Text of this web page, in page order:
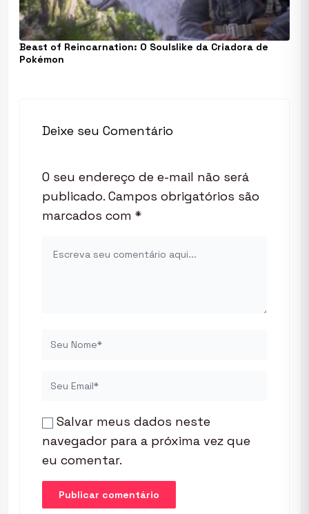
Beast of Reincarnation: O Soulslike da Criadora de
Pokémon
Deixe seu Comentário
O seu endereço de e-mail não será
publicado. Campos obrigatórios são
marcados com *
Salvar meus dados neste
navegador para a próxima vez que
eu comentar.